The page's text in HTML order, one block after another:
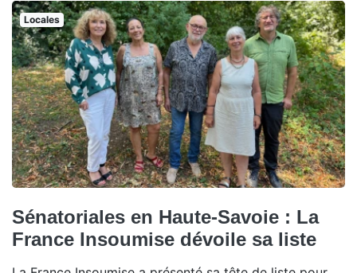
Locales
Sénatoriales en Haute-Savoie : La
France Insoumise dévoile sa liste